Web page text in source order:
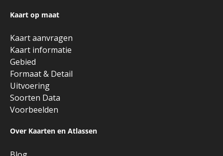
Kaart op maat
Kaart aanvragen
Kaart informatie
Gebied
Formaat & Detail
Uitvoering
Soorten Data
Voorbeelden
Over Kaarten en Atlassen